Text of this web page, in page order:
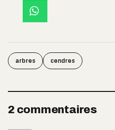
arbres cendres
2 commentaires